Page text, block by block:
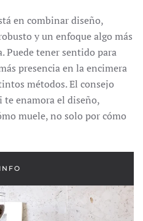
en combinar diseño,
y un enfoque algo más
Puede tener sentido para
presencia en la encimera
métodos. El consejo
te enamora el diseño,
muele, no solo por cómo